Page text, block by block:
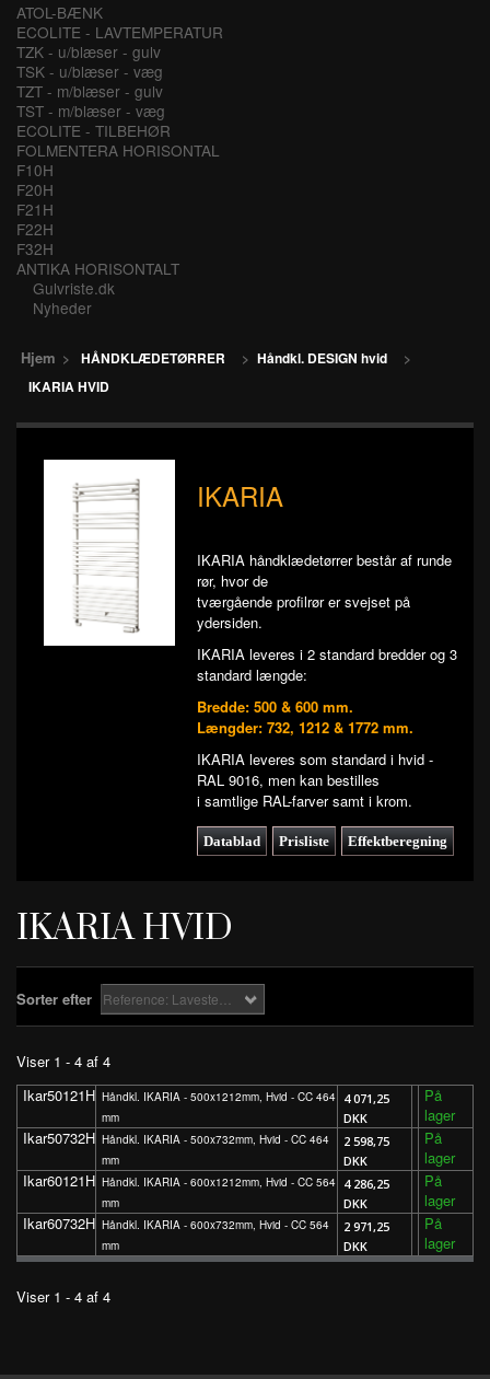
ATOL-BÆNK
ECOLITE - LAVTEMPERATUR
TZK - u/blæser - gulv
TSK - u/blæser - væg
TZT - m/blæser - gulv
TST - m/blæser - væg
ECOLITE - TILBEHØR
FOLMENTERA HORISONTAL
F10H
F20H
F21H
F22H
F32H
ANTIKA HORISONTALT
Gulvriste.dk
Nyheder
Hjem > HÅNDKLÆDETØRRER > Håndkl. DESIGN hvid
>
IKARIA HVID
IKARIA
IKARIA håndklædetørrer består af runde
rør, hvor de
tværgående profilrør er svejset på
ydersiden.
IKARIA leveres i 2 standard bredder og 3
standard længde:
Bredde: 500 & 600 mm.
Længder: 732, 1212 & 1772 mm.
IKARIA leveres som standard i hvid -
RAL 9016, men kan bestilles
i samtlige RAL-farver samt i krom.
Datablad Prisliste Effektberegning
IKARIA HVID
Sorter efter
Viser 1 - 4 af 4
Ikar50121H Håndkl. IKARIA - 500x1212mm, Hvid - CC 464
mm
4 071,25
DKK
På
lager
Ikar50732H Håndkl. IKARIA - 500x732mm, Hvid - CC 464
mm
2 598,75
DKK
På
lager
Ikar60121H Håndkl. IKARIA - 600x1212mm, Hvid - CC 564
mm
4 286,25
DKK
På
lager
Ikar60732H Håndkl. IKARIA - 600x732mm, Hvid - CC 564
mm
2 971,25
DKK
På
lager
Viser 1 - 4 af 4